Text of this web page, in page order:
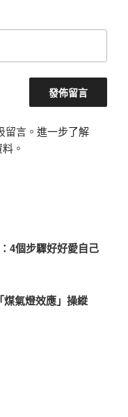
言。 進一步了解
料 。
4個步驟好好愛自己
氣燈效應」操縱